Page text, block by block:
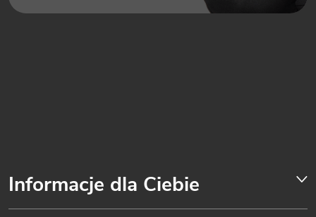
Informacje dla Ciebie